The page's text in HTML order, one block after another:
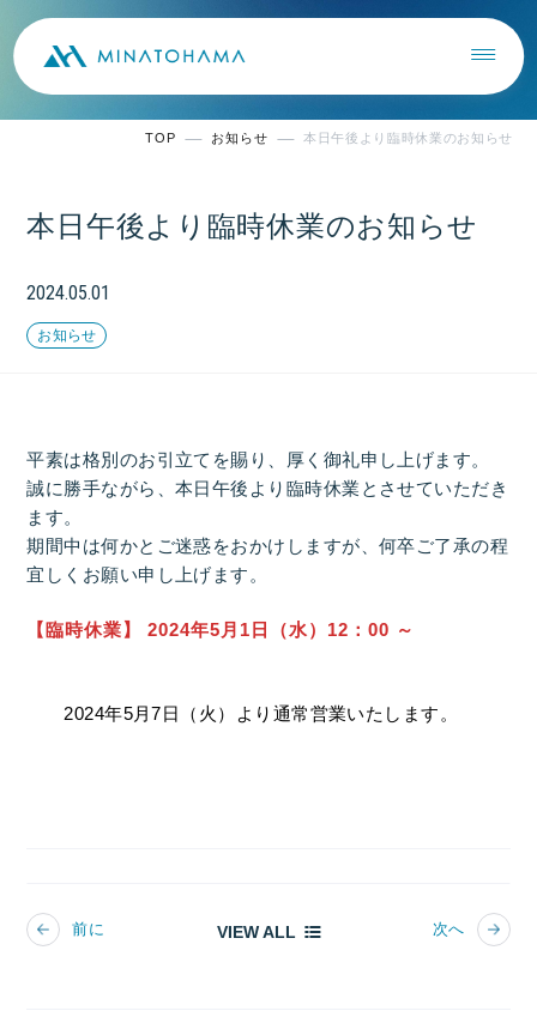
TOP お知らせ 本日午後より臨時休業のお知らせ
本日午後より臨時休業のお知らせ
2024.05.01
お知らせ
平素は格別のお引立てを賜り、厚く御礼申し上げます。
誠に勝手ながら、本日午後より臨時休業とさせていただき
ます。
期間中は何かとご迷惑をおかけしますが、何卒ご了承の程
宜しくお願い申し上げます。
【臨時休業】2024年5月1日（水）12：00 ～
2024年5月7日（火）より通常営業いたします。
前に 次へ
VIEW ALL